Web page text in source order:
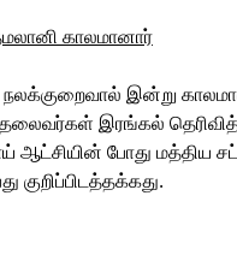
இன்று
இரங்கல்
ஆட்சியின் போது மத்திய
குறிப்பிடத்தக்கது.